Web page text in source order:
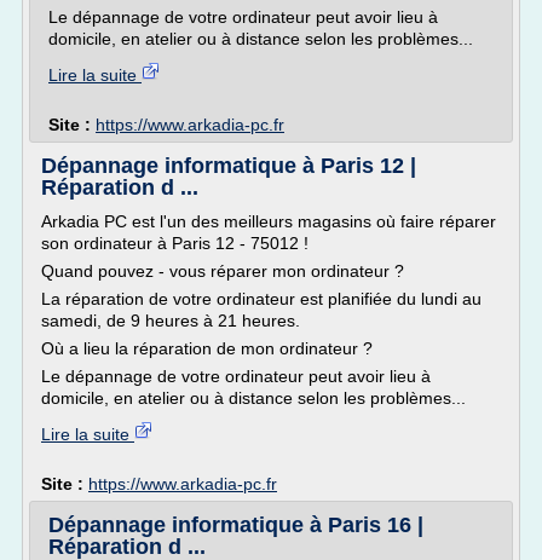
Le dépannage de votre ordinateur peut avoir lieu à
domicile, en atelier ou à distance selon les problèmes...
Lire la suite
Site : https://www.arkadia-pc.fr
Dépannage informatique à Paris 12 |
Réparation d ...
Arkadia PC est l'un des meilleurs magasins où faire réparer
son ordinateur à Paris 12 - 75012 !
Quand pouvez - vous réparer mon ordinateur ?
La réparation de votre ordinateur est planifiée du lundi au
samedi, de 9 heures à 21 heures.
Où a lieu la réparation de mon ordinateur ?
Le dépannage de votre ordinateur peut avoir lieu à
domicile, en atelier ou à distance selon les problèmes...
Lire la suite
Site : https://www.arkadia-pc.fr
Dépannage informatique à Paris 16 |
Réparation d ...